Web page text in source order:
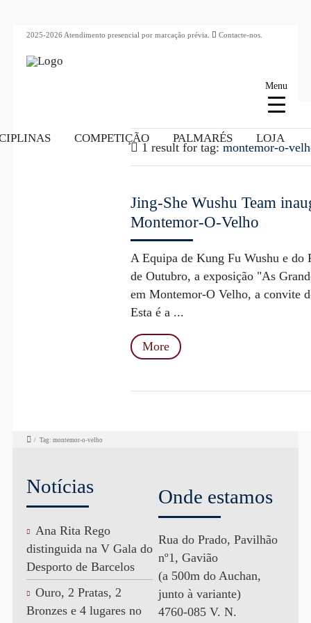
2025-2026 Atendimento presencial por marcação prévia. Contacte-nos.
COMPETIÇÃO PALMARÉS LOJA
1 result for tag: montemor-o-
Jing-She Wushu Team
Montemor-O-Velho
A Equipa de Kung Fu Wushu e do
de Outubro, a exposição "As
em Montemor-O Velho, a convite
Esta é a ...
More
/ Tag: montemor-o-velho
Notícias
Ana Rita Rego
distinguida na V Gala do
Desporto de Barcelos
Ouro, 2 Pratas, 2
Bronzes e 4 lugares no
Onde estamos
Rua do Prado, Pavilhão
nº1, Gavião
(a 500m do Auchan,
junto à variante)
4760-085 V. N.
Menu